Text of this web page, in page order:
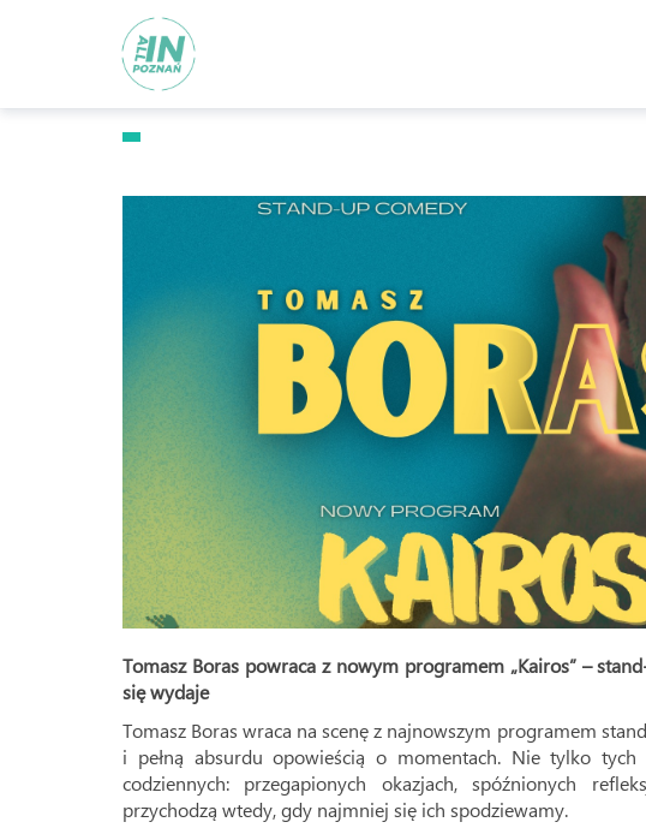
Tomasz Boras powraca z nowym programem „Kairos” –
się wydaje
Tomasz Boras wraca na scenę z najnowszym programem
i pełną absurdu opowieścią o momentach. Nie tylko tych
codziennych: przegapionych okazjach, spóźnionych
przychodzą wtedy, gdy najmniej się ich spodziewamy.